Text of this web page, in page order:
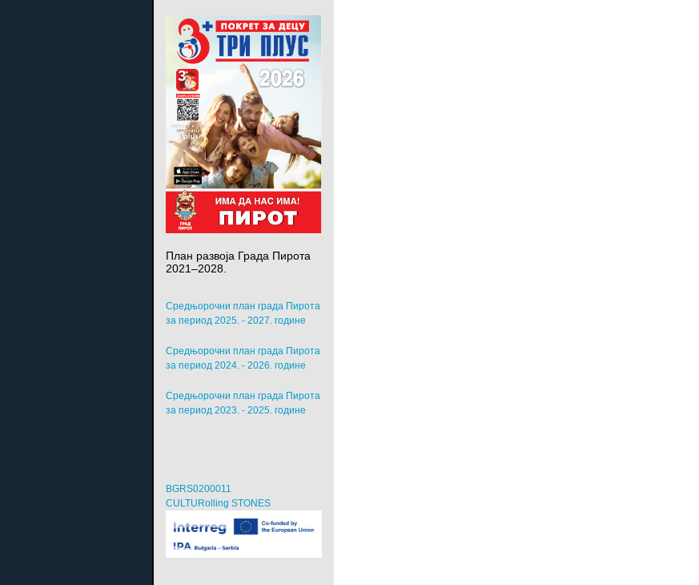
План развоја Града Пирота
2021–2028.
Средњорочни план града Пирота
за период 2025. - 2027. године
Средњорочни план града Пирота
за период 2024. - 2026. године
Средњорочни план града Пирота
за период 2023. - 2025. године
BGRS0200011
CULTURolling STONES